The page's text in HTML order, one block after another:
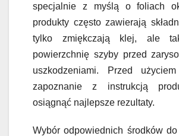
specjalnie z myślą o foliach
produkty często zawierają
tylko zmiękczają klej, ale
powierzchnię szyby przed
uszkodzeniami. Przed
zapoznanie z instrukcją
osiągnąć najlepsze rezultaty.
Wybór odpowiednich środków